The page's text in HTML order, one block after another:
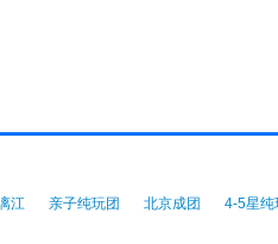
江 亲子纯玩团 北京成团 4-5星纯